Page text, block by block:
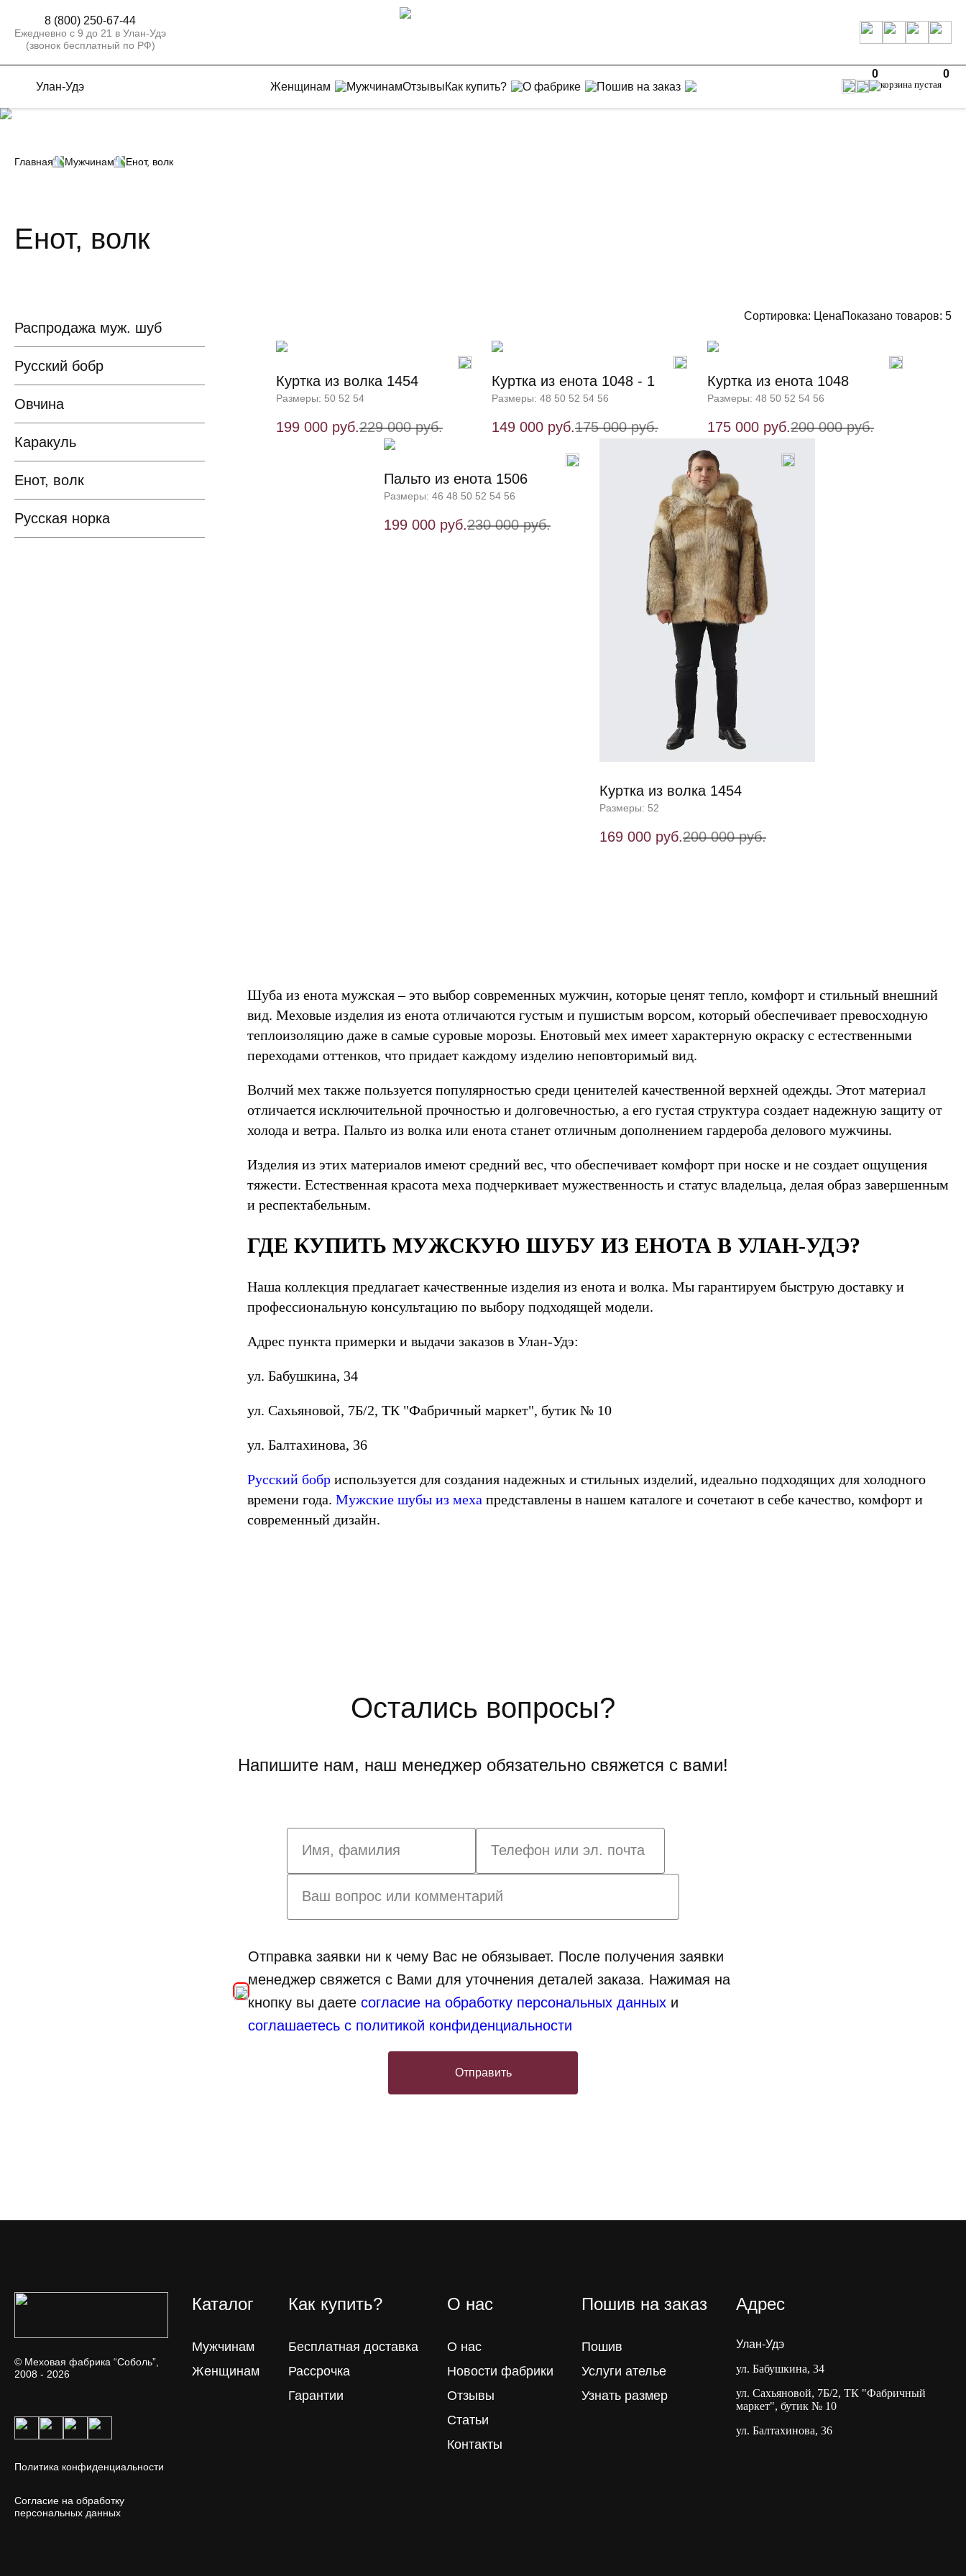
8 (800) 250-67-44
Ежедневно с 9 до 21 в Улан-Удэ
(звонок бесплатный по РФ)
Улан-Удэ Женщинам МужчинамОтзывыКак купить? О фабрике Пошив на заказ
0 0
Главная Мужчинам Енот, волк
Енот, волк
Распродажа муж. шуб
Русский бобр
Овчина
Каракуль
Енот, волк
Русская норка
Сортировка: ЦенаПоказано товаров: 5
Куртка из волка 1454
Размеры: 50 52 54
199 000 руб.229 000 руб.
Куртка из енота 1048 - 1
Размеры: 48 50 52 54 56
149 000 руб.175 000 руб.
Куртка из енота 1048
Размеры: 48 50 52 54 56
175 000 руб.200 000 руб.
Пальто из енота 1506
Размеры: 46 48 50 52 54 56
199 000 руб.230 000 руб.
Куртка из волка 1454
Размеры: 52
169 000 руб.200 000 руб.
Шуба из енота мужская – это выбор современных мужчин, которые ценят тепло, комфорт и стильный внешний
вид. Меховые изделия из енота отличаются густым и пушистым ворсом, который обеспечивает превосходную
теплоизоляцию даже в самые суровые морозы. Енотовый мех имеет характерную окраску с естественными
переходами оттенков, что придает каждому изделию неповторимый вид.
Волчий мех также пользуется популярностью среди ценителей качественной верхней одежды. Этот материал
отличается исключительной прочностью и долговечностью, а его густая структура создает надежную защиту от
холода и ветра. Пальто из волка или енота станет отличным дополнением гардероба делового мужчины.
Изделия из этих материалов имеют средний вес, что обеспечивает комфорт при носке и не создает ощущения
тяжести. Естественная красота меха подчеркивает мужественность и статус владельца, делая образ завершенным
и респектабельным.
ГДЕ КУПИТЬ МУЖСКУЮ ШУБУ ИЗ ЕНОТА В УЛАН-УДЭ?
Наша коллекция предлагает качественные изделия из енота и волка. Мы гарантируем быструю доставку и
профессиональную консультацию по выбору подходящей модели.
Адрес пункта примерки и выдачи заказов в Улан-Удэ:
ул. Бабушкина, 34
ул. Сахьяновой, 7Б/2, ТК "Фабричный маркет", бутик № 10
ул. Балтахинова, 36
Русский бобр используется для создания надежных и стильных изделий, идеально подходящих для холодного
времени года. Мужские шубы из меха представлены в нашем каталоге и сочетают в себе качество, комфорт и
современный дизайн.
Остались вопросы?
Напишите нам, наш менеджер обязательно свяжется с вами!
Отправка заявки ни к чему Вас не обязывает. После получения заявки
менеджер свяжется с Вами для уточнения деталей заказа. Нажимая на
кнопку вы даетесогласие на обработку персональных данных и
соглашаетесь с политикой конфиденциальности
Отправить
© Меховая фабрика “Соболь”,
2008 - 2026
Политика конфиденциальности
Согласие на обработку
персональных данных
Каталог
Мужчинам
Женщинам
Как купить?
Бесплатная доставка
Рассрочка
Гарантии
О нас
О нас
Новости фабрики
Отзывы
Статьи
Контакты
Пошив на заказ
Пошив
Услуги ателье
Узнать размер
Адрес
Улан-Удэ
ул. Бабушкина, 34
ул. Сахьяновой, 7Б/2, ТК "Фабричный
маркет", бутик № 10
ул. Балтахинова, 36